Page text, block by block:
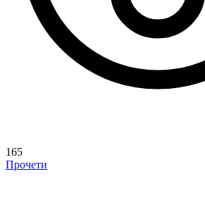
165
Прочети